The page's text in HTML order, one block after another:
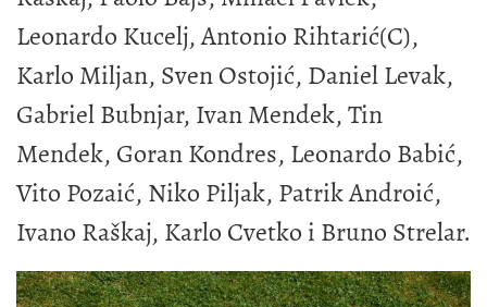
Leonardo Kucelj, Antonio Rihtarić(C),
Karlo Miljan, Sven Ostojić, Daniel Levak,
Gabriel Bubnjar, Ivan Mendek, Tin
Mendek, Goran Kondres, Leonardo Babić,
Vito Pozaić, Niko Piljak, Patrik Androić,
Ivano Raškaj, Karlo Cvetko i Bruno Strelar.